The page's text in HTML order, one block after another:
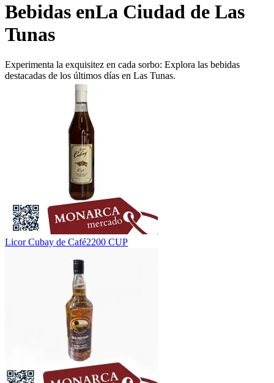
Bebidas enLa Ciudad de Las
Tunas
Experimenta la exquisitez en cada sorbo: Explora las bebidas
destacadas de los últimos días en Las Tunas.
Licor Cubay de Café2200 CUP